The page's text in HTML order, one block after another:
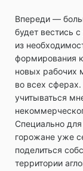
Впереди —
будет вестись
из
формирования
новых рабочих
во всех
учитываться
Специально для
горожане уже
поделиться
территории